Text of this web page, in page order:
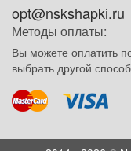
opt@nskshapki.ru
Методы оплаты:
Вы можете оплатить
выбрать другой